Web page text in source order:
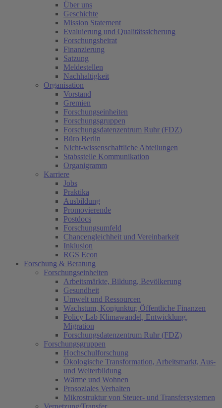
Über uns
Geschichte
Mission Statement
Evaluierung und Qualitätssicherung
Forschungsbeirat
Finanzierung
Satzung
Meldestellen
Nachhaltigkeit
Organisation
Vorstand
Gremien
Forschungseinheiten
Forschungsgruppen
Forschungsdatenzentrum Ruhr (FDZ)
Büro Berlin
Nicht-wissenschaftliche Abteilungen
Stabsstelle Kommunikation
Organigramm
Karriere
Jobs
Praktika
Ausbildung
Promovierende
Postdocs
Forschungsumfeld
Chancengleichheit und Vereinbarkeit
Inklusion
RGS Econ
Forschung & Beratung
Forschungseinheiten
Arbeitsmärkte, Bildung, Bevölkerung
Gesundheit
Umwelt und Ressourcen
Wachstum, Konjunktur, Öffentliche Finanzen
Policy Lab Klimawandel, Entwicklung,
Migration
Forschungsdatenzentrum Ruhr (FDZ)
Forschungsgruppen
Hochschulforschung
Ökologische Transformation, Arbeitsmarkt, Aus-
und Weiterbildung
Wärme und Wohnen
Prosoziales Verhalten
Mikrostruktur von Steuer- und Transfersystemen
Vernetzung/Transfer